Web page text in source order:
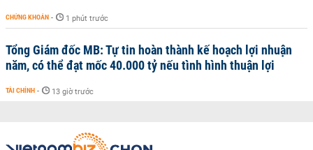
CHỨNG KHOÁN - 1 phút trước
Tổng Giám đốc MB: Tự tin hoàn thành kế hoạch lợi nhuận
năm, có thể đạt mốc 40.000 tỷ nếu tình hình thuận lợi
TÀI CHÍNH - 13 giờ trước